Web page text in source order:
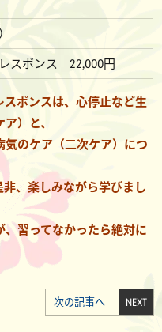
スポンス 22,000円
ポンスは、心停止など生
）と、
のケア（二次ケア）につ
、楽しみながら学びまし
習ってなかったら絶対に
NEXT
次の記事へ